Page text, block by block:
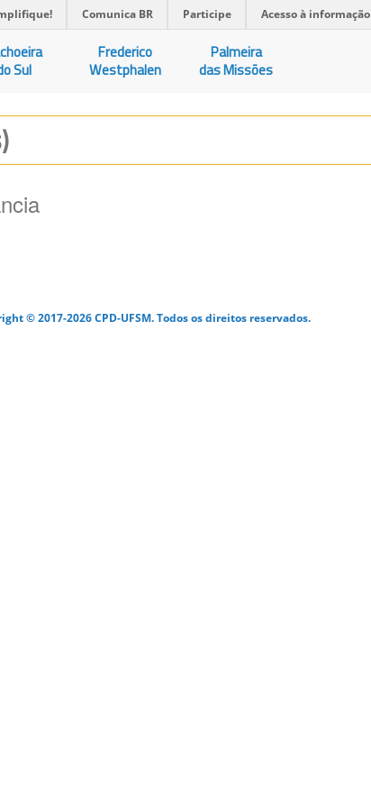
Comunica BR Participe Acesso à informação
Sul
Frederico
Westphalen
Palmeira
das Missões
© 2017-2026 CPD-UFSM. Todos os direitos reservados.